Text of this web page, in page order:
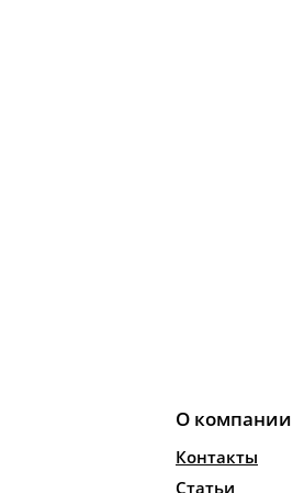
О компании
Контакты
Статьи